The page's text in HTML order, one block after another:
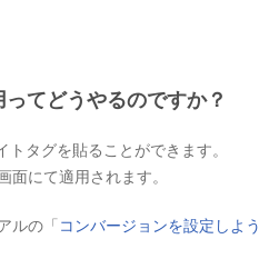
てどうやるのですか？
タグを貼ることができます。
面にて適用されます。
ルの「 コンバージョンを設定しよう